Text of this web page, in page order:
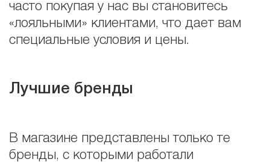
часто покупая у нас вы становитесь
«лояльными» клиентами, что дает вам
специальные условия и цены.
Лучшие бренды
В магазине представлены только те
бренды, с которыми работали